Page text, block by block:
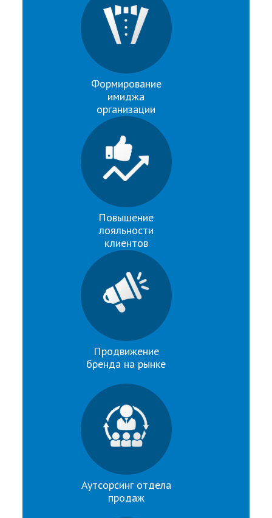
Формирование
имиджа
организации
Повышение
лояльности
клиентов
Продвижение
бренда на рынке
Аутсорсинг отдела
продаж